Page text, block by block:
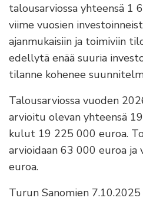
talousarviossa yhteensä 1
viime vuosien
ajanmukaisiin ja toimiviin
edellytä enää suuria
tilanne kohenee
Talousarviossa vuoden
arvioitu olevan yhteensä
kulut 19 225 000 euroa.
arvioidaan 63 000 euroa
euroa.
Turun Sanomien